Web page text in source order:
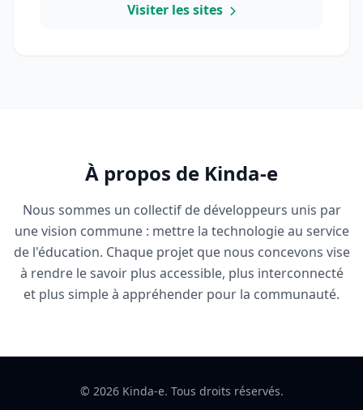
Visiter les sites
À propos de Kinda-e
Nous sommes un collectif de développeurs unis par
une vision commune : mettre la technologie au service
de l'éducation. Chaque projet que nous concevons vise
à rendre le savoir plus accessible, plus interconnecté
et plus simple à appréhender pour la communauté.
© 2026 Kinda-e. Tous droits réservés.